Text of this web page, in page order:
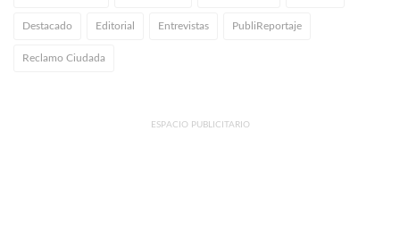
Destacado Editorial Entrevistas PubliReportaje
Reclamo Ciudada
ESPACIO PUBLICITARIO